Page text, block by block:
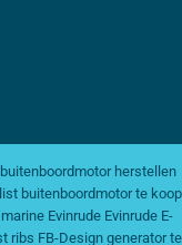
buitenboordmotor herstellen
buitenboordmotor te koop
Evinrude Evinrude E-
ribs FB-Design generator te